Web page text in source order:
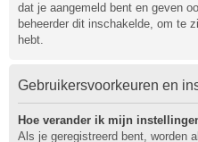
dat je aangemeld bent en geven
beheerder dit inschakelde, om te
hebt.
Gebruikersvoorkeuren en
Hoe verander ik mijn
Als je geregistreerd bent, worden